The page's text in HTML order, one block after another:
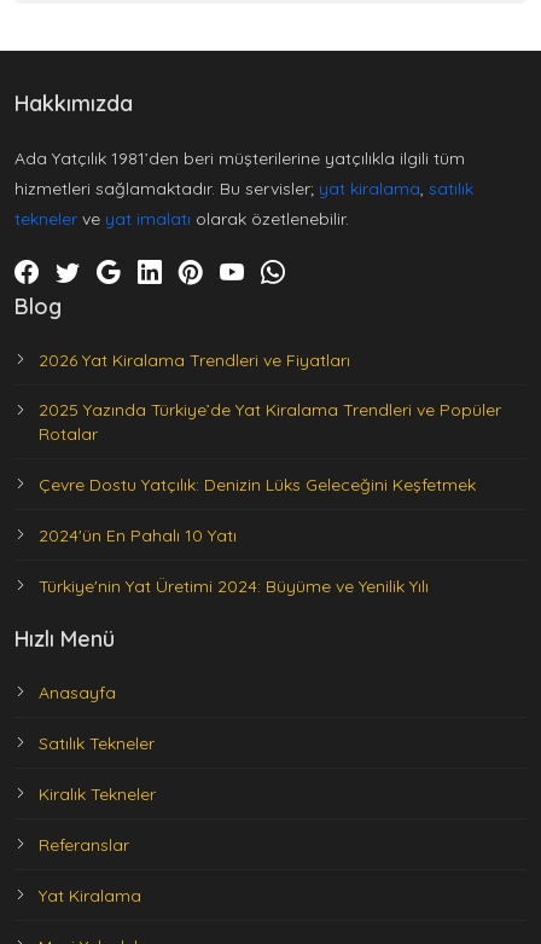
Hakkımızda
Ada Yatçılık 1981’den beri müşterilerine yatçılıkla ilgili tüm
hizmetleri sağlamaktadır. Bu servisler; yat kiralama, satılık
tekneler ve yat imalatı olarak özetlenebilir.
Blog
2026 Yat Kiralama Trendleri ve Fiyatları
2025 Yazında Türkiye’de Yat Kiralama Trendleri ve Popüler
Rotalar
Çevre Dostu Yatçılık: Denizin Lüks Geleceğini Keşfetmek
2024'ün En Pahalı 10 Yatı
Türkiye'nin Yat Üretimi 2024: Büyüme ve Yenilik Yılı
Hızlı Menü
Anasayfa
Satılık Tekneler
Kiralık Tekneler
Referanslar
Yat Kiralama